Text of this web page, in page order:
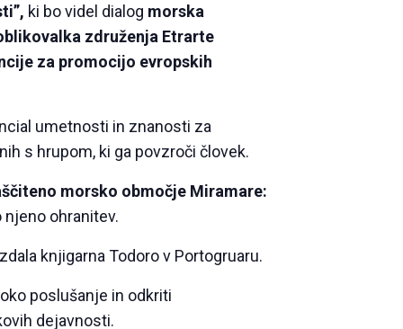
ki bo videl dialog morska
združenja Etrarte
za promocijo evropskih
umetnosti in znanosti za
s hrupom, ki ga povzroči človek.
morsko območje Miramare:
ohranitev.
knjigarna Todoro v Portogruaru.
poslušanje in odkriti
dejavnosti.